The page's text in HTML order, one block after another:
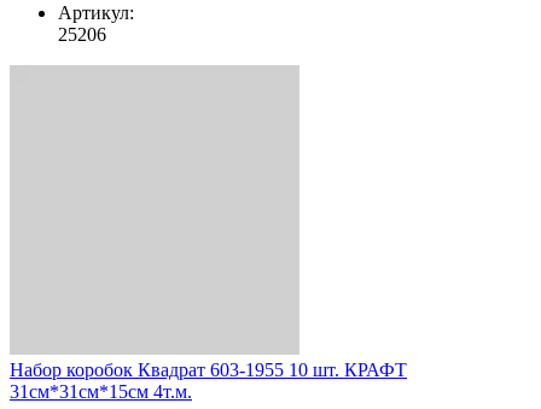
Артикул:
25206
Набор коробок Квадрат 603-1955 10 шт. КРАФТ
31см*31см*15см 4т.м.